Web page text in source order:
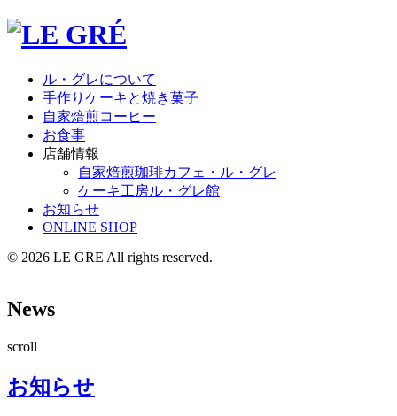
ル・グレについて
手作りケーキと焼き菓子
自家焙煎コーヒー
お食事
店舗情報
自家焙煎珈琲カフェ・ル・グレ
ケーキ工房ル・グレ館
お知らせ
ONLINE SHOP
© 2026 LE GRE All rights reserved.
News
scroll
お知らせ